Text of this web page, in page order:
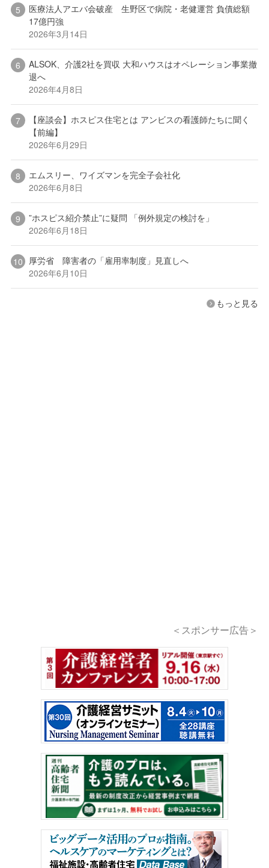
医療法人アエバ会破産 生野区で病院・老健運営 負債総額
17億円強
2026年3月14日
ALSOK、介護2社を買収 大和ハウスはオペレーション事業撤
退へ
2026年4月8日
【座談会】ホスピス住宅とは アンビスの看護師たちに聞く
【前編】
2026年6月29日
エムスリー、ワイズマンを完全子会社化
2026年6月8日
”ホスピス紹介禁止”に疑問 「例外規定の検討を」
2026年6月18日
厚労省 障害者の「雇用率制度」見直しへ
2026年6月10日
もっと見る
＜スポンサー広告＞